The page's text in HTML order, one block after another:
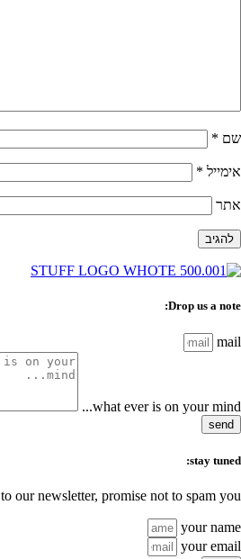
שם *
אימייל *
אתר
Drop us a note:
mail
what ever is on your mind...
send
stay tuned:
our newsletter, promise not to spam you :)
your name
your email